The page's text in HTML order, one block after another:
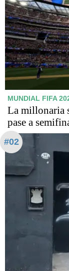
MUNDIAL FIFA
La millonaria
pase a
#02